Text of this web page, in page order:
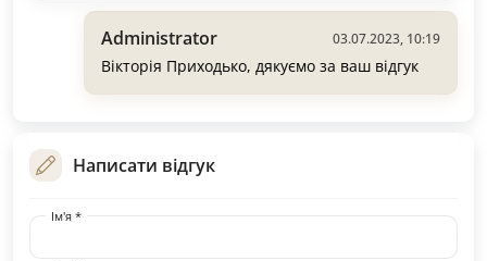
Administrator 03.07.2023, 10:19
Вікторія Приходько, дякуємо за ваш відгук
Написати відгук
Ім'я *